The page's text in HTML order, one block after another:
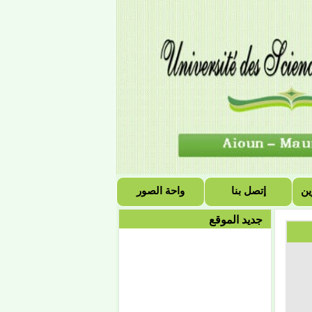
واحة الصور إتصل بنا
جديد الموقع
وينتهي يوم الجمعة 18
أكتوبر عند نهاية الدوام
إعلان
إعادة التسجيل
تعلن إدارة القبول
والتسجيل والمتابعة
بالجامعة، لجميع الطلاب
أن إعادة التسجيل للسنة
الجامعية 2019/2020
صفر1441هـ الموافق 07
أكتوبر 2019 على تمام
الساعة الثامنة صباحا،